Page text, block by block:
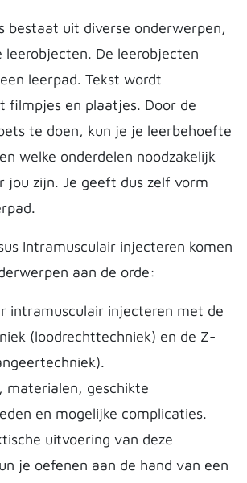
bestaat uit diverse onderwerpen,
leerobjecten. De leerobjecten
leerpad. Tekst wordt
filmpjes en plaatjes. Door de
te doen, kun je je leerbehoefte
welke onderdelen noodzakelijk
jou zijn. Je geeft dus zelf vorm
Intramusculair injecteren komen
aan de orde:
intramusculair injecteren met de
(loodrechttechniek) en de Z-
materialen, geschikte
en mogelijke complicaties.
uitvoering van deze
je oefenen aan de hand van een